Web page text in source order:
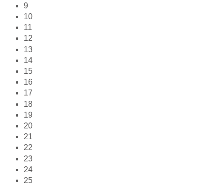
9
10
11
12
13
14
15
16
17
18
19
20
21
22
23
24
25